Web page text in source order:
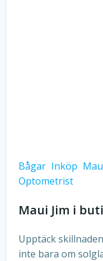
Bågar Inköp
Optometrist
Maui Jim i
Upptäck
inte bara om